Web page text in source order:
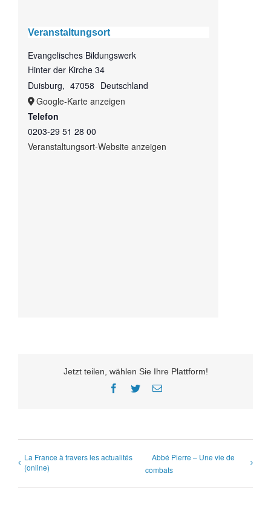
Veranstaltungsort
Evangelisches Bildungswerk
Hinter der Kirche 34
Duisburg, 47058 Deutschland
Google-Karte anzeigen
Telefon
0203-29 51 28 00
Veranstaltungsort-Website anzeigen
Jetzt teilen, wählen Sie Ihre Plattform!
Facebook
TwitterE-
La France à travers les actualités
(online)
Abbé Pierre – Une vie de
combats